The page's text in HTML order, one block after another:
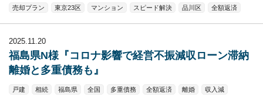
売却プラン 東京23区 マンション スピード解決 品川区 全額返済
2025.11.20
福島県N様『コロナ影響で経営不振減収ローン滞納
離婚と多重債務も』
戸建 相続 福島県 全国 多重債務 全額返済 離婚 収入減